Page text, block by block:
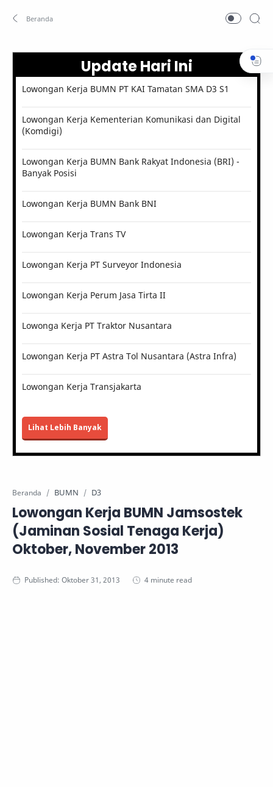
Update Hari Ini
Lowongan Kerja BUMN PT KAI Tamatan SMA D3 S1
Lowongan Kerja Kementerian Komunikasi dan Digital
(Komdigi)
Lowongan Kerja BUMN Bank Rakyat Indonesia (BRI) -
Banyak Posisi
Lowongan Kerja BUMN Bank BNI
Lowongan Kerja Trans TV
Lowongan Kerja PT Surveyor Indonesia
Lowongan Kerja Perum Jasa Tirta II
Lowonga Kerja PT Traktor Nusantara
Lowongan Kerja PT Astra Tol Nusantara (Astra Infra)
Lowongan Kerja Transjakarta
Lihat Lebih Banyak
Beranda BUMN D3
Lowongan Kerja BUMN Jamsostek
(Jaminan Sosial Tenaga Kerja)
Oktober, November 2013
4 minute read